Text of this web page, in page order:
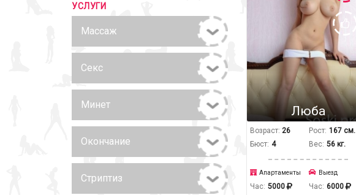
УСЛУГИ
Массаж
Секс
Минет
Окончание
Стриптиз
Люба
Возраст: 26
Бюст: 4
Рост: 167 см.
Вес: 56 кг.
Апартаменты
Час: 5000
Выезд
Час: 6000